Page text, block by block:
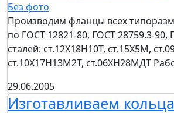
Без фото
Производим фланцы всех
по ГОСТ 12821-80, ГОСТ 28759.3-90,
сталей: ст.12Х18Н10Т, ст.15Х5М,
ст.10Х17Н13М2Т, ст.06ХН28МДТ
29.06.2005
Изготавливаем